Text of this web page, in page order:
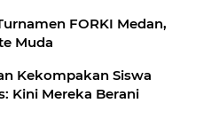
FORKI Medan,
Muda
Kekompakan Siswa
Kini Mereka Berani